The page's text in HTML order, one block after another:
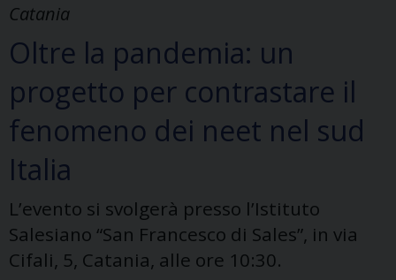
campagna
solidale
dei
Salesiani
per
il
Catania
Oltre la pandemia: un
progetto per contrastare il
fenomeno dei neet nel sud
Italia
L’evento si svolgerà presso l’Istituto
Salesiano “San Francesco di Sales”, in via
Cifali, 5, Catania, alle ore 10:30.